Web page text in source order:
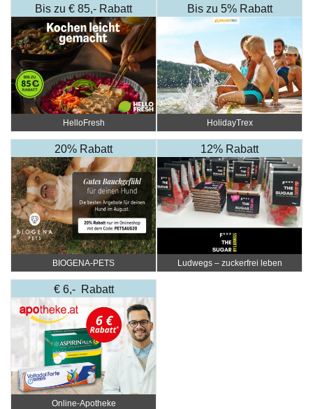
Bis zu € 85,- Rabatt
HelloFresh
Bis zu 5% Rabatt
HolidayTrex
20% Rabatt
BIOGENA-PETS
12% Rabatt
Ludwegs – zuckerfrei leben
€ 6,- Rabatt
Online‑Apotheke